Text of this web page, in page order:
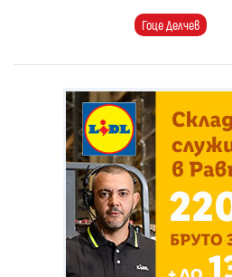
Гоце Делчев